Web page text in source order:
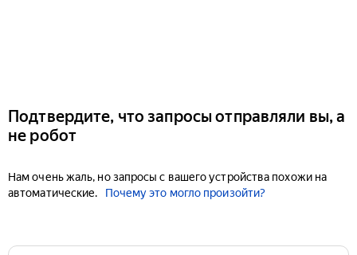
Подтвердите, что запросы отправляли вы, а
не робот
Нам очень жаль, но запросы с вашего устройства похожи на
автоматические.
Почему это могло произойти?